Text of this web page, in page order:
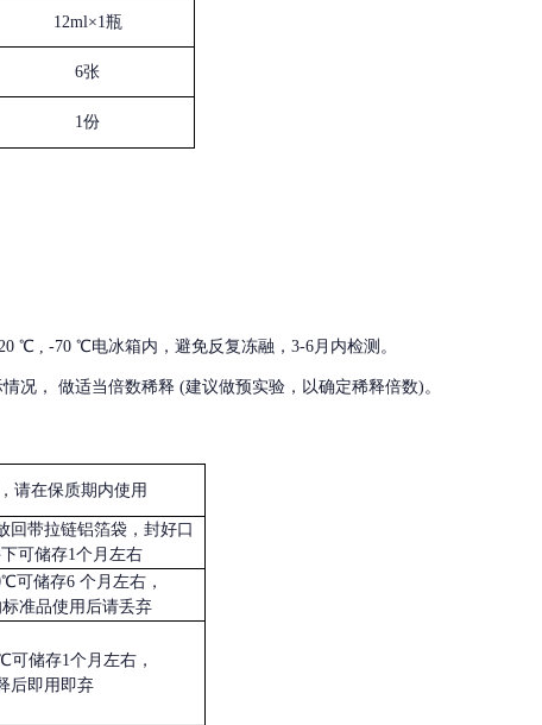
12ml×1瓶
6张
1份
℃ , -70 ℃电冰箱内，避免反复冻融，3-6月内检测。
况， 做适当倍数稀释 (建议做预实验，以确定稀释倍数)。
请在保质期内使用
回带拉链铝箔袋，封好口
可储存1个月左右
可储存6 个月左右，
准品使用后请丢弃
可储存1个月左右，
后即用即弃